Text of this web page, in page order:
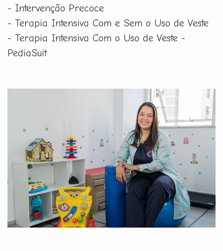
- Intervenção Precoce
- Terapia Intensiva Com e Sem o Uso de Veste
- Terapia Intensiva Com o Uso de Veste -
PediaSuit